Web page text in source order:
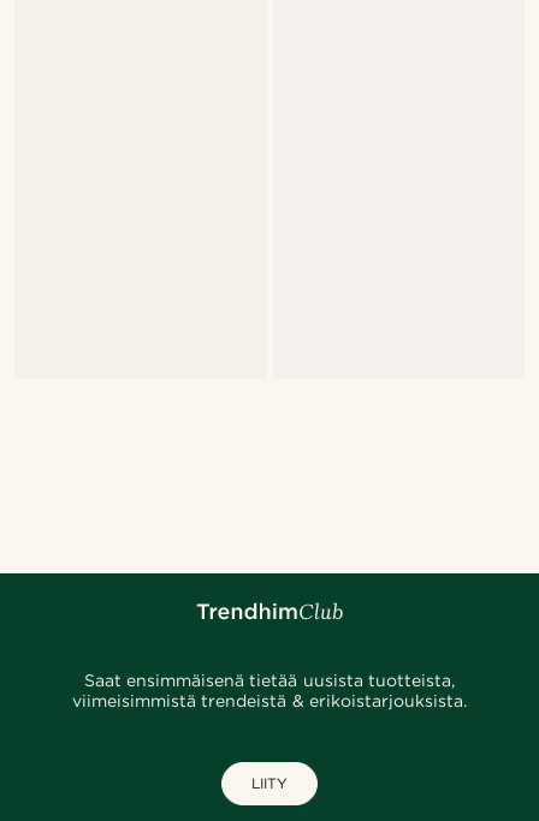
Saat ensimmäisenä tietää uusista tuotteista,
viimeisimmistä trendeistä & erikoistarjouksista.
LIITY